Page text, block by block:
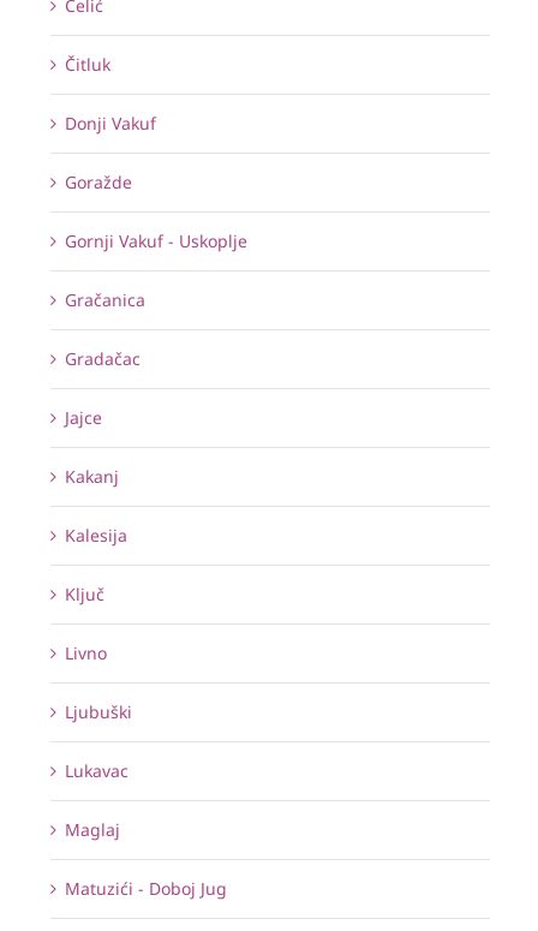
Čelić
Čitluk
Donji Vakuf
Goražde
Gornji Vakuf - Uskoplje
Gračanica
Gradačac
Jajce
Kakanj
Kalesija
Ključ
Livno
Ljubuški
Lukavac
Maglaj
Matuzići - Doboj Jug